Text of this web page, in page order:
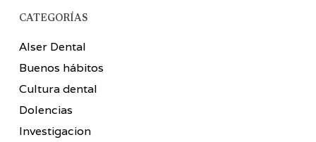
CATEGORÍAS
Alser Dental
Buenos hábitos
Cultura dental
Dolencias
Investigacion